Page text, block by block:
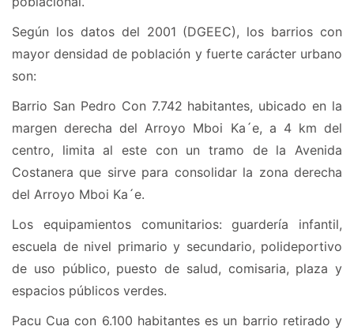
Según los datos del 2001 (DGEEC), los barrios con
mayor densidad de población y fuerte carácter urbano
son:
Barrio San Pedro Con 7.742 habitantes, ubicado en la
margen derecha del Arroyo Mboi Ka´e, a 4 km del
centro, limita al este con un tramo de la Avenida
Costanera que sirve para consolidar la zona derecha
del Arroyo Mboi Ka´e.
Los equipamientos comunitarios: guardería infantil,
escuela de nivel primario y secundario, polideportivo
de uso público, puesto de salud, comisaria, plaza y
espacios públicos verdes.
Pacu Cua con 6.100 habitantes es un barrio retirado y